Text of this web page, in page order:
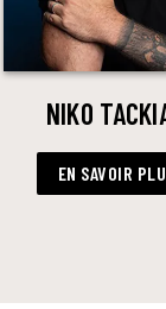
NIKO
EN SAVOIR